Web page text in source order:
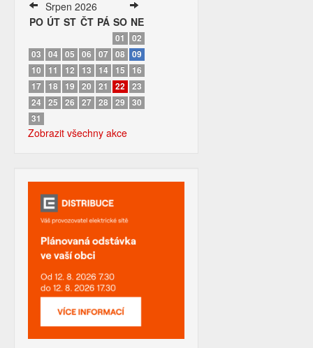
Srpen 2026
PO ÚT ST ČT PÁ SO NE
01
02
03
04 05 06 07 08
09
10
11 12 13 14 15
16
17 18 19 20 21 22
23
24
25 26 27 28 29
30
31
Zobrazit všechny akce